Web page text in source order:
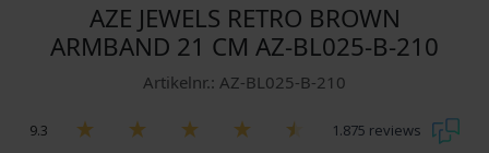
AZE JEWELS RETRO BROWN
ARMBAND 21 CM AZ-BL025-B-210
Artikelnr.: AZ-BL025-B-210
9.3 1.875 reviews